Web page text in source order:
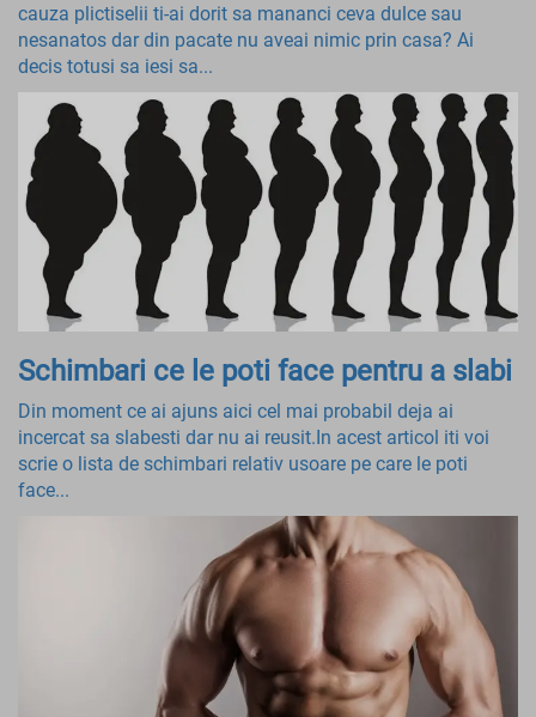
cauza plictiselii ti-ai dorit sa mananci ceva dulce sau
nesanatos dar din pacate nu aveai nimic prin casa? Ai
decis totusi sa iesi sa...
Schimbari ce le poti face pentru a slabi
Din moment ce ai ajuns aici cel mai probabil deja ai
incercat sa slabesti dar nu ai reusit.In acest articol iti voi
scrie o lista de schimbari relativ usoare pe care le poti
face...